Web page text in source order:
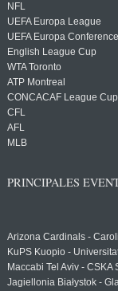
NFL
UEFA Europa League
UEFA Europa
English League Cup
WTA Toronto
ATP Montreal
CONCACAF League Cup
CFL
AFL
MLB
PRINCIPALES
Arizona Cardinals -
KuPS Kuopio -
Maccabi Tel Aviv - CSKA
Jagiellonia Białystok -